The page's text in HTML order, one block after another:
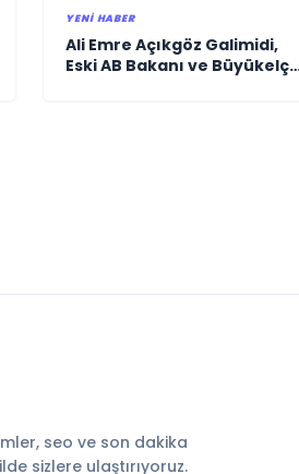
YENI HABER
Ali Emre Açıkgöz Galimidi,
Eski AB Bakanı ve Büyükelçi
seo ve son dakika
sizlere ulaştırıyoruz.